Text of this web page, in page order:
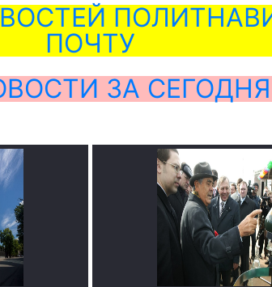
ПОЧТУ
ЗА СЕГОДНЯ